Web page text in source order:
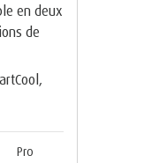
en deux
de
Pro